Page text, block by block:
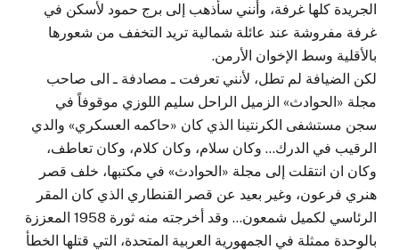
الجريدة كلها غرفة، وأنني سأذهب إلى برج حمود لأسكن في
غرفة مفروشة عند عائلة شمالية تريد التخفف من شعورها
بالأقلية وسط الإخوان الأرمن.
لكن الضيافة لم تطل، لأنني تعرفت ـ مصادفة ـ الى صاحب
مجلة «الحوادث» الزميل الراحل سليم اللوزي موقوفاً في
سجن مستشفى الكرنتينا الذي كان «حاكمه العسكري» والدي
الرقيب في الدرك… وكان سلام، وكان كلام، وكان تعاطف،
وكان ان انتقلت إلى مجلة «الحوادث» في مكتبها، خلف قصر
هنري فرعون، وغير بعيد عن قصر القنطاري الذي كان المقر
الرئاسي لكميل شمعون… وقد أخرجته منه ثورة 1958 المعززة
بالوحدة ممثلة في الجمهورية العربية المتحدة، التي قتلها الخطأ